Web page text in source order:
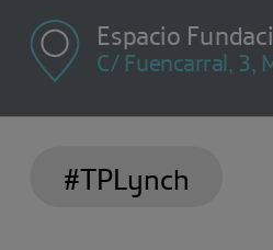
Espacio
C/ Fuencarral, 3,
#TPLynch